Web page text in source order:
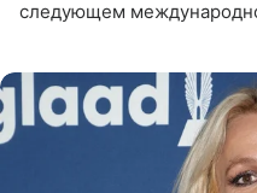
следующем